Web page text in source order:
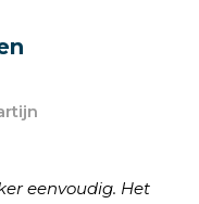
eenvoudig. Het